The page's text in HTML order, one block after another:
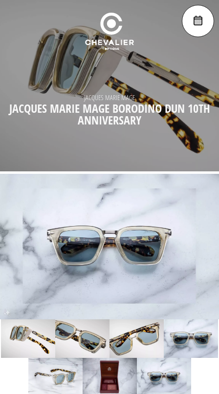
JACQUES MARIE MAGE
JACQUES MARIE MAGE BORODINO DUN 10TH
ANNIVERSARY